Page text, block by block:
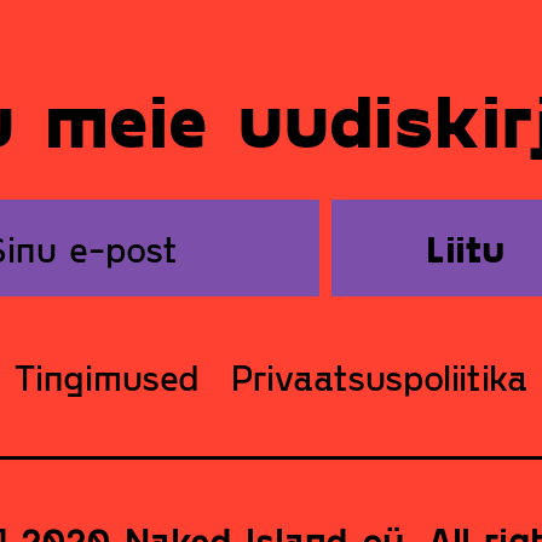
meie
Liitu
Tingimused Privaatsuspoliitika